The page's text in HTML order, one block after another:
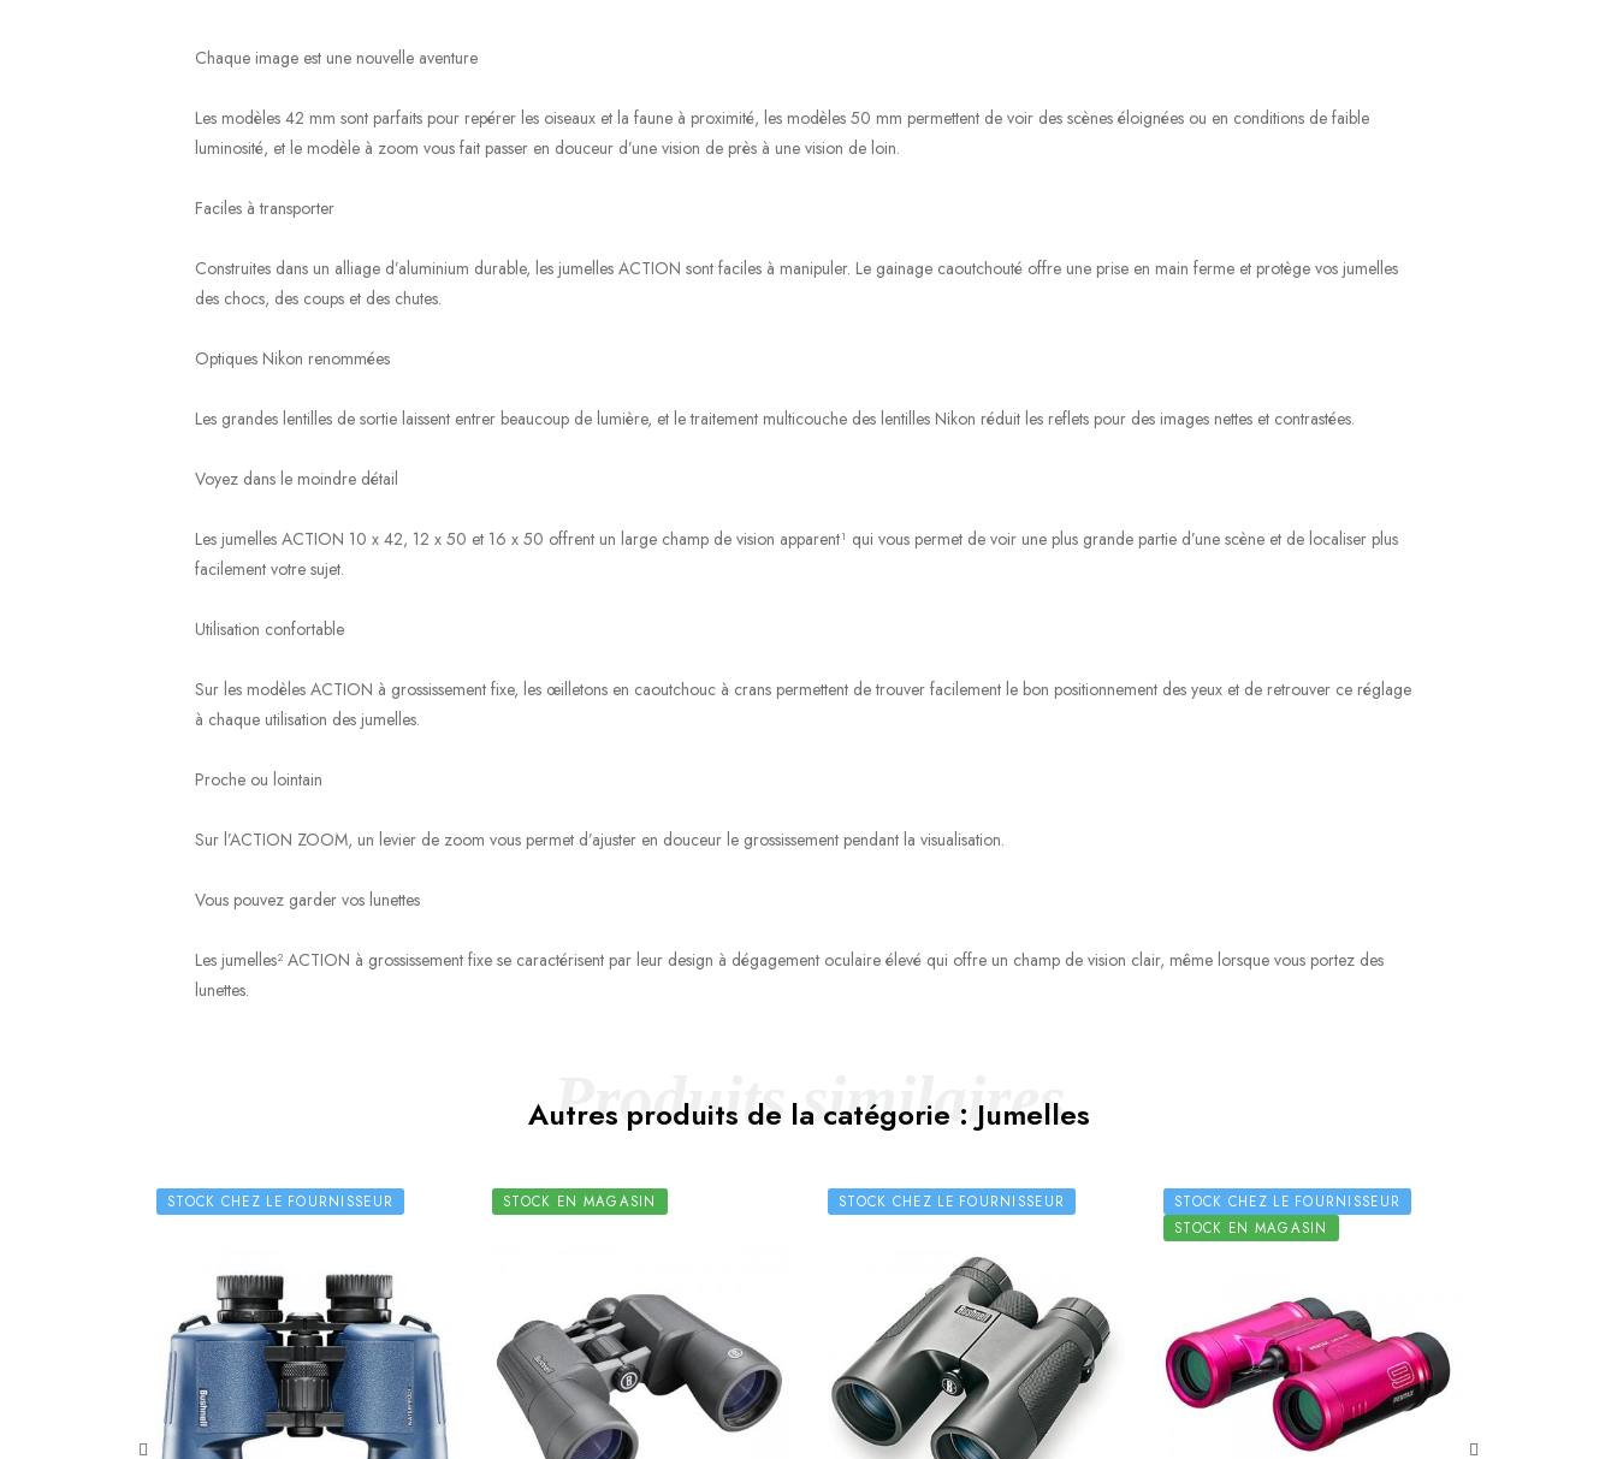
Chaque image est une nouvelle aventure
Les modèles 42 mm sont parfaits pour repérer les oiseaux et la faune à proximité, les modèles 50 mm permettent de voir des scènes éloignées ou en conditions de faible
luminosité, et le modèle à zoom vous fait passer en douceur d’une vision de près à une vision de loin.
Faciles à transporter
Construites dans un alliage d’aluminium durable, les jumelles ACTION sont faciles à manipuler. Le gainage caoutchouté offre une prise en main ferme et protège vos jumelles
des chocs, des coups et des chutes.
Optiques Nikon renommées
Les grandes lentilles de sortie laissent entrer beaucoup de lumière, et le traitement multicouche des lentilles Nikon réduit les reflets pour des images nettes et contrastées.
Voyez dans le moindre détail
Les jumelles ACTION 10 x 42, 12 x 50 et 16 x 50 offrent un large champ de vision apparent¹ qui vous permet de voir une plus grande partie d’une scène et de localiser plus
facilement votre sujet.
Utilisation confortable
Sur les modèles ACTION à grossissement fixe, les œilletons en caoutchouc à crans permettent de trouver facilement le bon positionnement des yeux et de retrouver ce réglage
à chaque utilisation des jumelles.
Proche ou lointain
Sur l’ACTION ZOOM, un levier de zoom vous permet d’ajuster en douceur le grossissement pendant la visualisation.
Vous pouvez garder vos lunettes
Les jumelles² ACTION à grossissement fixe se caractérisent par leur design à dégagement oculaire élevé qui offre un champ de vision clair, même lorsque vous portez des
lunettes.
Produits similaires
Autres produits de la catégorie : Jumelles
STOCK CHEZ LE FOURNISSEUR STOCK EN MAGASIN STOCK CHEZ LE FOURNISSEUR
STOCK CHEZ LE FOURNISSEUR
STOCK EN MAGASIN